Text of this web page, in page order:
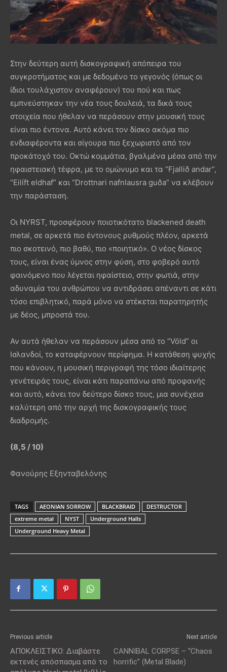
Στην δεύτερη αυτή δισκογραφική απόπειρα του
συγκροτήματος και με δεδομένο το γεγονός (όπως οι
ίδιοι τουλάχιστον αναφέρουν) του πού και πως
εμπνεύστηκαν την νέα τους δουλειά, τα δικά τους
στοιχεία που ήθελαν να περάσουν στην μουσική τους
είναι πιο έντονα. Αυτό κάνει τον δίσκο ακόμα πιο
ενδιαφέροντα και σίγουρα πιο ξεχωριστό από τον
προκάτοχό του. Οκτώ κομμάτια, βγαλμένα μέσα από την
ηφαιστειακή τέφρα, με το ομώνυμο και τα “Fjallið andar”,
“Eilíft eldhaf” και “Drottnari nafnlausra guða” να κλέβουν
την παράσταση.
Οι NYRST, προσφέρουν ποιοτικότατο blackened death
metal, σε αρκετά πιο έντονους ρυθμούς πλέον, αρκετά
πιο σκοτεινό, πιο βαθύ, πιο «ποιητικό». Ο νέος δίσκος
τους, είναι ένας ύμνος στην φύση, στο φοβερό αυτό
φαινόμενο που λέγεται ηφαίστειο, στην φωτιά, στην
αδυναμία του ανθρώπου να αντιδράσει απέναντι σε κάτι
τόσο επιβλητικό, παρά μόνο να στέκεται παρατηρητής
με δέος, μπροστά του.
Αν αυτά ήθελαν να περάσουν μέσα από το “Völd” οι
Ισλανδοί, το καταφέρνουν περίφημα. Η κατάθεση ψυχής
που κάνουν, η μουσική περιγραφή της τόσο ιδιαίτερης
γενέτειράς τους, είναι κάτι παραπάνω από προφανής
και αυτό, κάνει τον δεύτερο δίσκο τους, μια συνέχεια
καλύτερη από την αρχή της δισκογραφικής τους
διαδρομής.
(8,5 / 10)
Φανούρης Εξηνταβελόνης
TAGS AEONIAN SORROW BLACKBRAID
DESTRUCTOR
extreme metal
NYST
Underground Halls
Underground Heavy Metal
Previous article
ΑΠΟΚΛΕΙΣΤΙΚΟ: Διαβάστε
εκτενές απόσπασμα από το
Next article
CANNIBAL CORPSE – “Chaos
horrific” (Metal Blade)